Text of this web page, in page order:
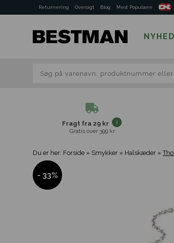
Returnering Oversigt Blog Mest Populære
Fragt fra 29 kr
Gratis over 399 kr
Du er her: Forside » Smykker » Halskæder »
- 33%